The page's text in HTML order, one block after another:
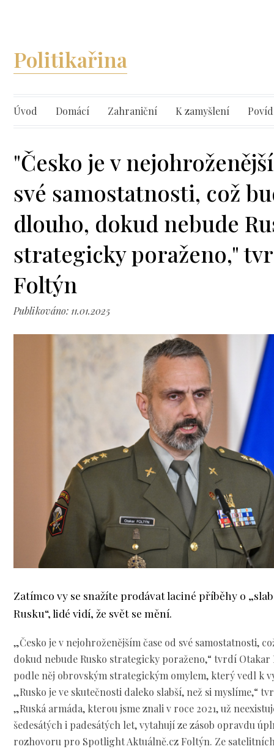
Politikařina
Úvod Domácí Zahraniční K zamyšlení
"Česko je v
své samostatnosti, což
dlouho, dokud nebude
strategicky poraženo,"
Foltýn
Publikováno: 11.01.2025
Zatímco vy se snažíte prodávat laciné příběhy o
Rusku“, lidé vidí, že svět se mění.
„Česko je v nejohroženějším čase od své samostatnosti,
dokud nebude Rusko strategicky poraženo,“ tvrdí Otakar
podle něj obrovským strategickým omylem, který vedl k
„Rusko je ve skutečnosti daleko slabší, než si myslíme,“
„Ruská armáda, kterou jsme znali v roce 2021, už
šedesátých i padesátých let, vytahují ze zásob opravdu
rozhovoru pro Spotlight Aktuálně.cz Foltýn. Ze